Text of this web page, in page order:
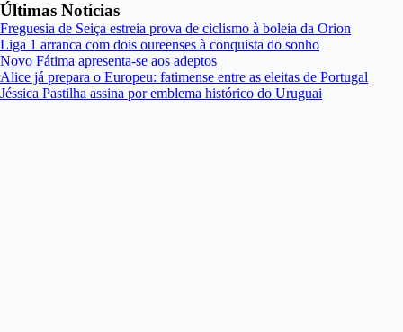
Últimas Notícias
Freguesia de Seiça estreia prova de ciclismo à boleia da Orion
Liga 1 arranca com dois oureenses à conquista do sonho
Novo Fátima apresenta-se aos adeptos
Alice já prepara o Europeu: fatimense entre as eleitas de Portugal
Jéssica Pastilha assina por emblema histórico do Uruguai